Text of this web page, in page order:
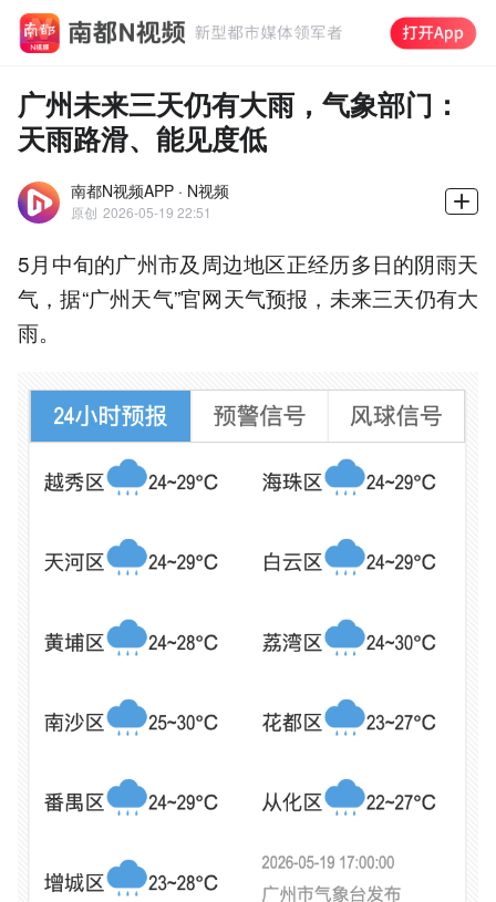
广州未来三天仍有大雨，气象部门：
天雨路滑、能见度低
南都N视频APP · N视频
原创 2026-05-19 22:51
5月中旬的广州市及周边地区正经历多日的阴雨天
气，据“广州天气”官网天气预报，未来三天仍有大
雨。